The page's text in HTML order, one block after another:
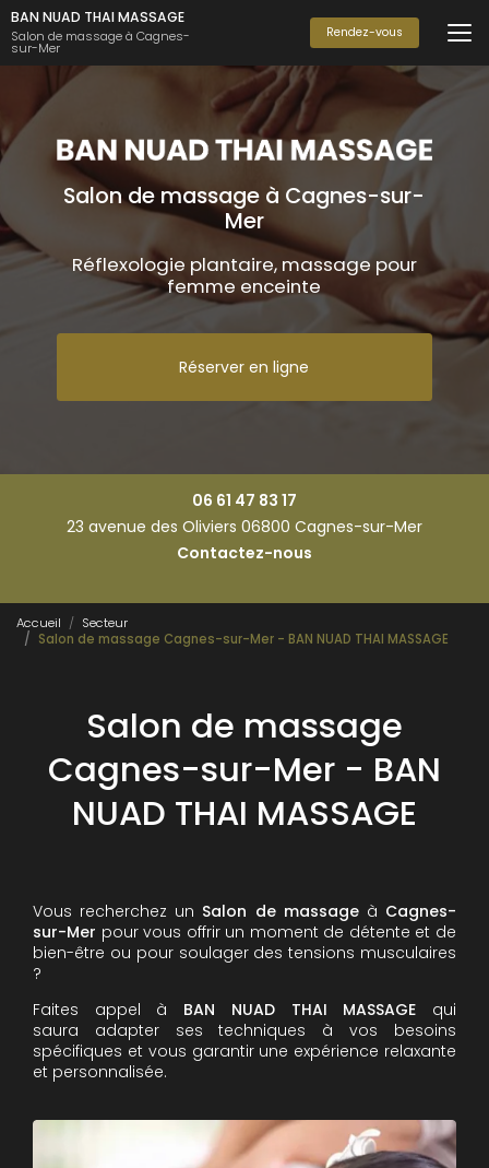
Aller
au
contenu
principal
BAN NUAD THAI MASSAGE
Salon de massage à Cagnes-
sur-Mer
Rendez-vous
Salon de massage à Cagnes-sur-
Mer
Réflexologie plantaire, massage pour
femme enceinte
Réserver en ligne
06 61 47 83 17
23 avenue des Oliviers 06800 Cagnes-sur-Mer
Contactez-nous
Accueil
Secteur
Salon de massage Cagnes-sur-Mer - BAN NUAD THAI MASSAGE
Salon de massage
Cagnes-sur-Mer - BAN
NUAD THAI MASSAGE
Vous recherchez un Salon de massageà Cagnes-
sur-Mer pour vous offrir un moment de détente et de
bien-être ou pour soulager des tensions musculaires
?
Faites appel à BAN NUAD THAI MASSAGE qui
saura adapter ses techniques à vos besoins
spécifiques et vous garantir une expérience relaxante
et personnalisée.